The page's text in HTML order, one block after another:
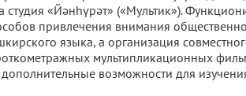
студия «Йәнһүрәт» («Мультик»).
привлечения внимания
языка, а организация
мультипликационных
возможности для